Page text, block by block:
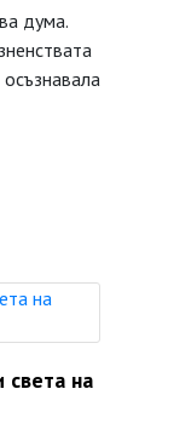
дума.
на